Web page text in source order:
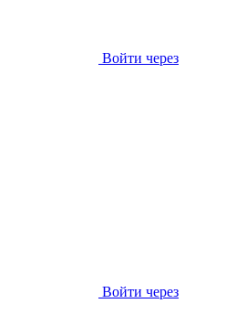
Войти через
Войти через